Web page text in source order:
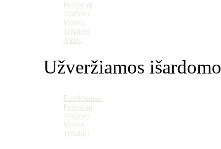
Perėjimai
Alkūnės
Movos
Trišakiai
Aklės
Užveržiamos
Eurokonusai
Perėjimai
Alkūnės
Movos
Trišakiai